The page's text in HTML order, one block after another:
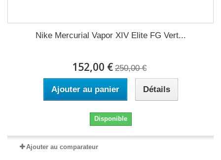
Nike Mercurial Vapor XIV Elite FG Vert...
152,00 € 250,00 €
Ajouter au panier Détails
Disponible
Ajouter au comparateur